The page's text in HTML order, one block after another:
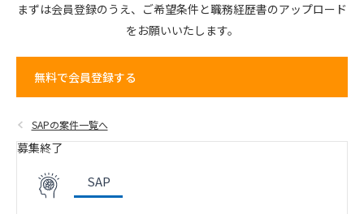
まずは会員登録のうえ、 ご希望条件と職務経歴書のアップロード
をお願いいたします。
無料で会員登録する
SAPの案件一覧へ
募集終了
SAP